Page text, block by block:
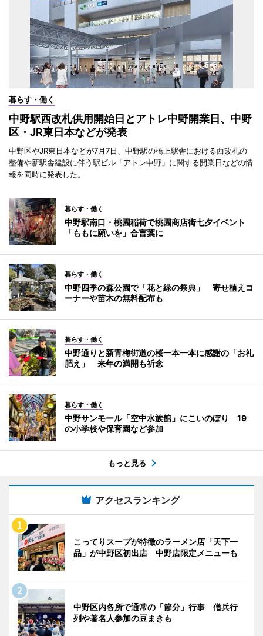
暮らす・働く
中野駅西改札供用開始日とアトレ中野開業日、中野
区・JR東日本などが発表
中野区やJR東日本などが7月7日、中野駅の橋上駅舎における西改札の
整備や新駅舎建設に伴う駅ビル「アトレ中野」に関する開業日などの情
報を同時に発表した。
暮らす・働く
中野駅南口・桃園稲荷で桃園商店街七夕イベント
「ももに願いを」合言葉に
暮らす・働く
中野四季の森公園で「花と緑の祭典」 寄せ植えコ
ーナーや苗木の無料配布も
暮らす・働く
中野通りと新青梅街道の桜一本一本に感謝の「お礼
肥え」 来年の満開も祈念
暮らす・働く
中野サンモール「空中水族館」にこいのぼり 19
の小学校や保育園など参加
もっと見る
アクセスランキング
こってりスープが特徴のラーメン店「天下一
品」が中野区初出店 中野店限定メニューも
中野区内各所で通常の「節分」行事 僧兵行
列や著名人参加の豆まきも